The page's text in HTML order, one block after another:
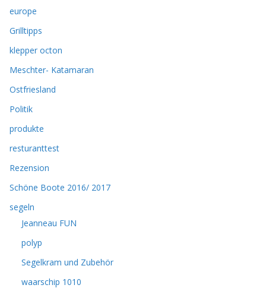
europe
Grilltipps
klepper octon
Meschter- Katamaran
Ostfriesland
Politik
produkte
resturanttest
Rezension
Schöne Boote 2016/ 2017
segeln
Jeanneau FUN
polyp
Segelkram und Zubehör
waarschip 1010